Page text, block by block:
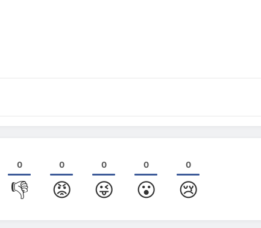
0
👎
0
😡
0
😜
0
😮
0
😢